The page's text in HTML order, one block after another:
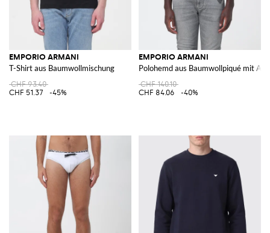
EMPORIO ARMANI
T-Shirt aus Baumwollmischung
CHF 93.40
CHF 51.37
-45%
EMPORIO ARMANI
Polohemd aus Baumwollpiqué mit
CHF 140.10
CHF 84.06
-40%